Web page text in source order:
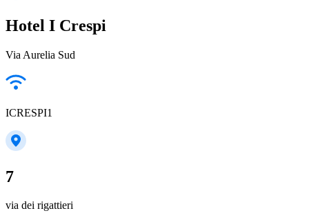
Hotel I Crespi
Via Aurelia Sud
ICRESPI1
7
via dei rigattieri